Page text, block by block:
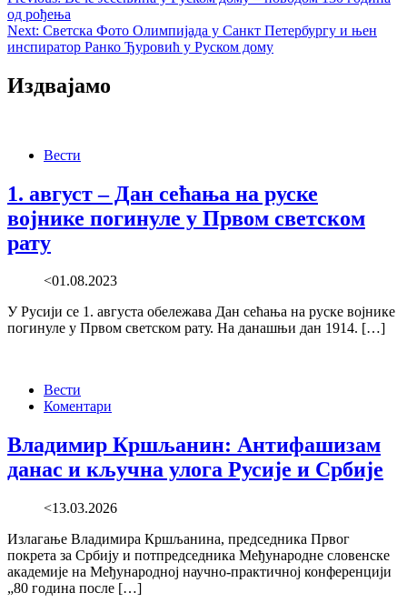
navigation
од рођења
Next: Светска Фото Олимпијада у Санкт Петербургу и њен
инспиратор Ранко Ђуровић у Руском дому
Издвајамо
Вести
1. август – Дан сећања на руске
војнике погинуле у Првом светском
рату
<01.08.2023
У Русији се 1. августа обележава Дан сећања на руске војнике
погинуле у Првом светском рату. На данашњи дан 1914. […]
Вести
Коментари
Владимир Кршљанин: Антифашизам
данас и кључна улога Русије и Србије
<13.03.2026
Излагање Владимира Кршљанина, председника Првог
покрета за Србију и потпредседника Међународне словенске
академије на Међународној научно-практичној конференцији
„80 година после […]